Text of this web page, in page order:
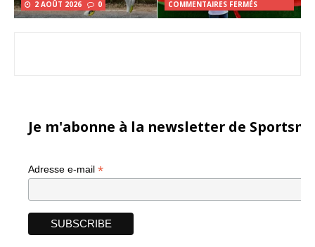
2 AOÛT 2026 0
COMMENTAIRES FERMÉS
Je m'abonne à la newsletter de
Adresse e-mail *